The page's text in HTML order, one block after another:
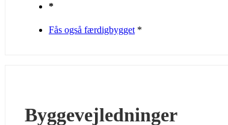
*
Fås også færdigbygget *
Byggevejledninger